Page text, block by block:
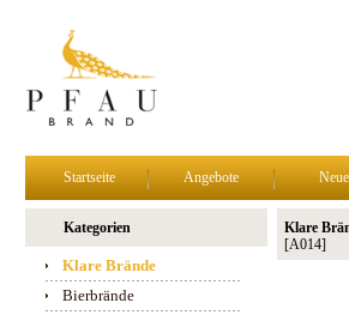
Startseite Angebote
Kategorien
Klare Brände
Bierbrände
Klare
[A014]